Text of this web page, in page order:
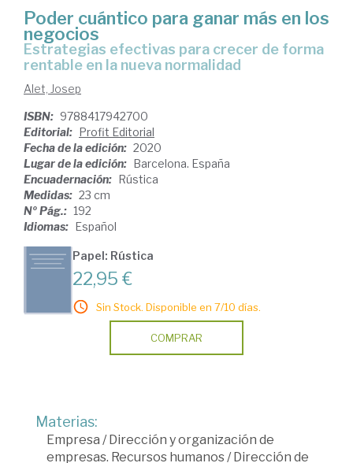
Poder cuántico para ganar más en los
negocios
Estrategias efectivas para crecer de forma
rentable en la nueva normalidad
Alet, Josep
ISBN: 9788417942700
Editorial: Profit Editorial
Fecha de la edición: 2020
Lugar de la edición: Barcelona. España
Encuadernación: Rústica
Medidas: 23 cm
Nº Pág.: 192
Idiomas: Español
Papel: Rústica
22,95 €
Sin Stock. Disponible en 7/10 días.
COMPRAR
Materias:
Empresa /Dirección y organización de
empresas. Recursos humanos /Dirección de